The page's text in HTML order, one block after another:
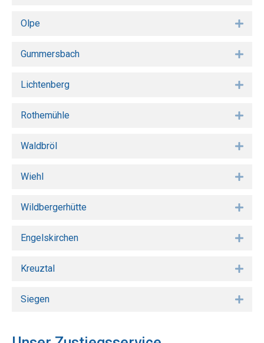
Olpe
Gummersbach
Lichtenberg
Rothemühle
Waldbröl
Wiehl
Wildbergerhütte
Engelskirchen
Kreuztal
Siegen